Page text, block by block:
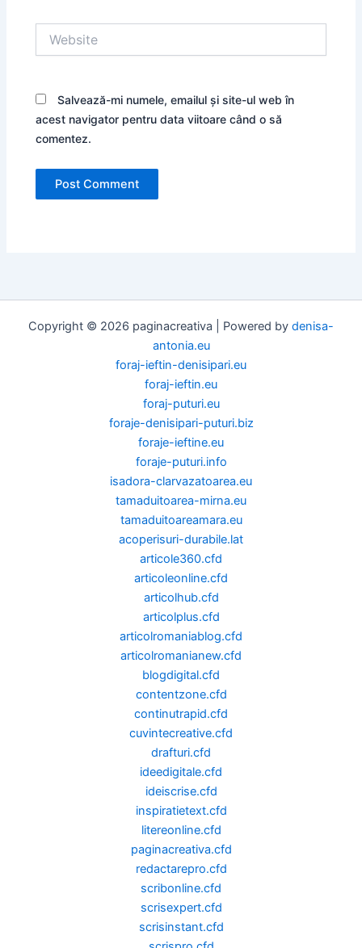
Salvează-mi numele, emailul și site-ul web în
acest navigator pentru data viitoare când o să
comentez.
Copyright © 2026 paginacreativa | Powered by denisa-
antonia.eu
foraj-ieftin-denisipari.eu
foraj-ieftin.eu
foraj-puturi.eu
foraje-denisipari-puturi.biz
foraje-ieftine.eu
foraje-puturi.info
isadora-clarvazatoarea.eu
tamaduitoarea-mirna.eu
tamaduitoareamara.eu
acoperisuri-durabile.lat
articole360.cfd
articoleonline.cfd
articolhub.cfd
articolplus.cfd
articolromaniablog.cfd
articolromanianew.cfd
blogdigital.cfd
contentzone.cfd
continutrapid.cfd
cuvintecreative.cfd
drafturi.cfd
ideedigitale.cfd
ideiscrise.cfd
inspiratietext.cfd
litereonline.cfd
paginacreativa.cfd
redactarepro.cfd
scribonline.cfd
scrisexpert.cfd
scrisinstant.cfd